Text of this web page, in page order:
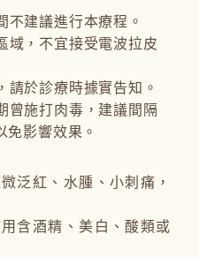
不建議進行本療程。
域，不宜接受電波拉皮
請於診療時據實告知。
曾施打肉毒，建議間隔
影響效果。
泛紅、水腫、小刺痛，
含酒精、美白、酸類或